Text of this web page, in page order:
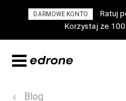
DARMOWE KONTO Ratuj
Korzystaj ze
Blog